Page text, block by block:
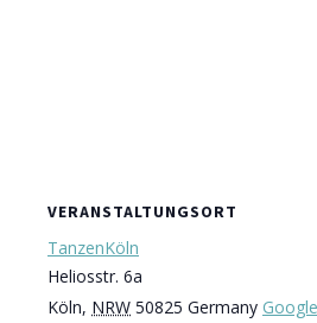
VERANSTALTUNGSORT
TanzenKöln
Heliosstr. 6a
Köln, NRW 50825 Germany